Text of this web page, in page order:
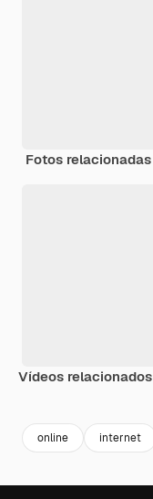
Fotos relacionadas
Vídeos relacionados
online internet